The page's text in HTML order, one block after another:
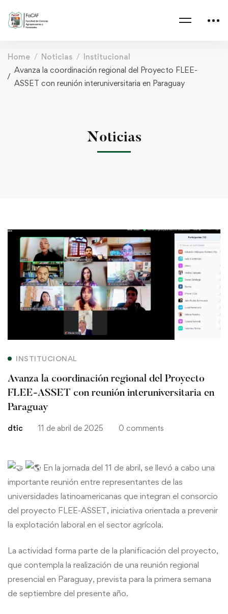
Home Noticias
Institucional
Avanza la coordinación regional del Proyecto FLEE-
ASSET con reunión interuniversitaria en Paraguay
Noticias
Avanza
la
coordinación
regional
Proyecto
FLEE-
ASSET
interuniversitaria
en
Paraguay
INSTITUCIONAL
Avanza la coordinación regional del Proyecto
FLEE-ASSET con reunión interuniversitaria en
Paraguay
dtic 11 de abril de 2025 0 comments
En la jornada del 11 de abril, se llevó a cabo una
importante reunión entre representantes de las
universidades latinoamericanas que integran el consorcio
del proyecto FLEE-ASSET, iniciativa orientada a prevenir
la explotación laboral en el sector agrícola.
La actividad forma parte de la planificación del proyecto,
que contempla la realización de una reunión regional
presencial en Paraguay, prevista para la primera semana
de septiembre del presente año.